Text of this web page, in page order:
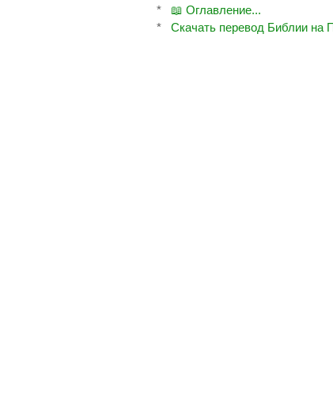
*
📖 Оглавление...
*
Скачать перевод Библии на